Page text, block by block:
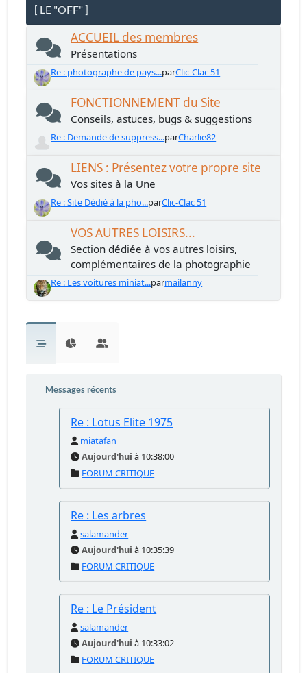
[ LE "OFF" ]
ACCUEIL des membres
Présentations
Re : photographe de pays...parClic-Clac 51
FONCTIONNEMENT du Site
Conseils, astuces, bugs & suggestions
Re : Demande de suppress...parCharlie82
LIENS : Présentez votre propre site
Vos sites à la Une
Re : Site Dédié à la pho...parClic-Clac 51
VOS AUTRES LOISIRS...
Section dédiée à vos autres loisirs,
complémentaires de la photographie
Re : Les voitures miniat...parmailanny
Messages récents
Re : Lotus Elite 1975
miatafan
Aujourd'hui à 10:38:00
FORUM CRITIQUE
Re : Les arbres
salamander
Aujourd'hui à 10:35:39
FORUM CRITIQUE
Re : Le Président
salamander
Aujourd'hui à 10:33:02
FORUM CRITIQUE